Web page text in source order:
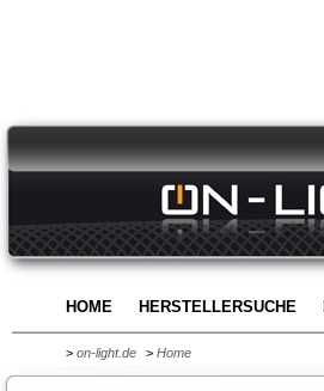
HOME HERSTELLERSUCHE
> on-light.de > Home